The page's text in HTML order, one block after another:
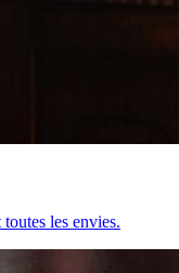
les envies.